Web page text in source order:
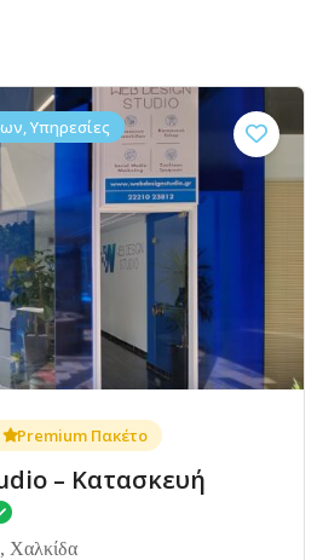
Υπηρεσίες
Premium Πακέτο
– Κατασκευή
Χαλκίδα